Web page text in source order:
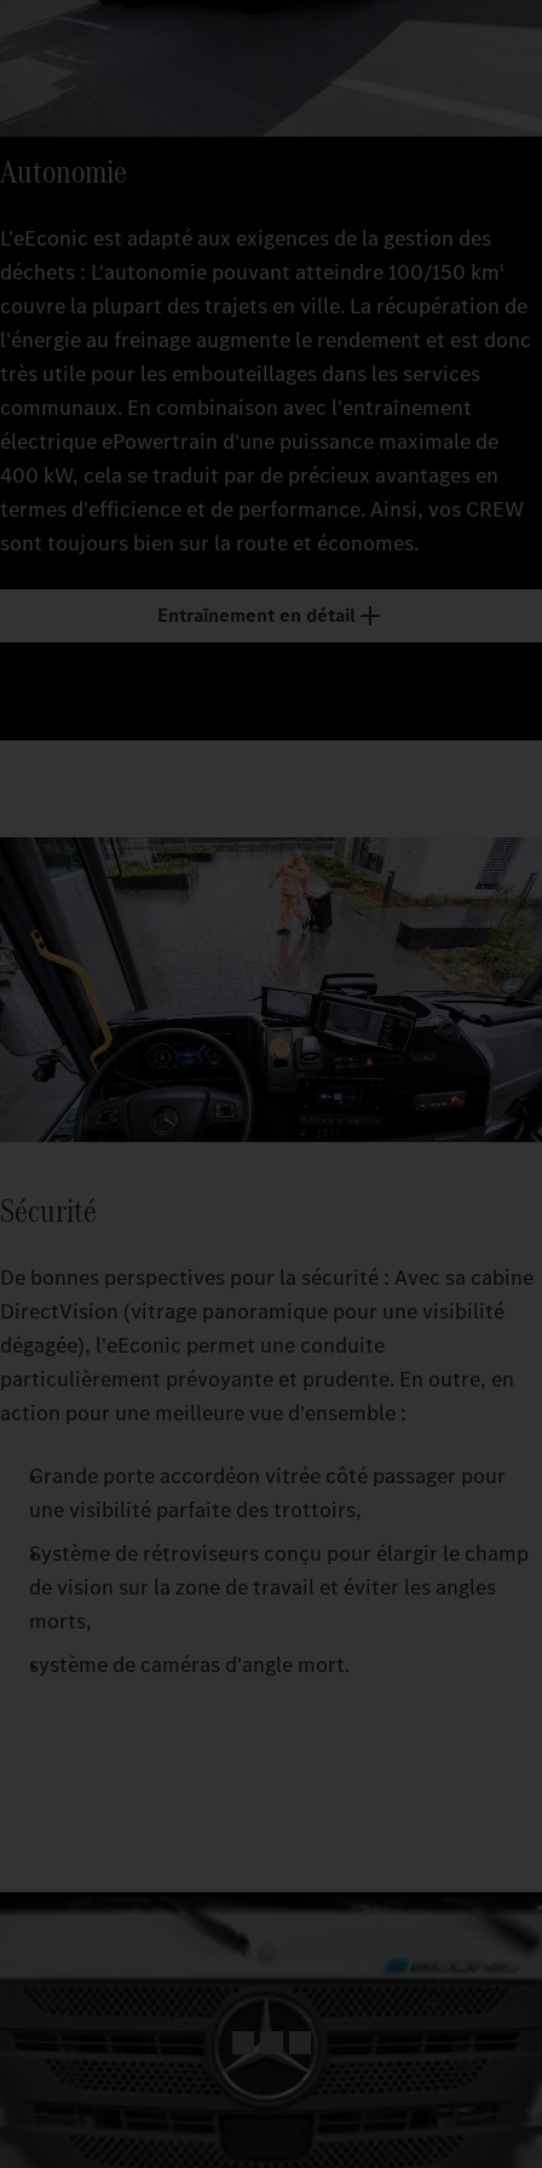
Autonomie
L'eEconic est adapté aux exigences de la gestion des
déchets : L'autonomie pouvant atteindre 100/150 km 1
couvre la plupart des trajets en ville. La récupération de
l'énergie au freinage augmente le rendement et est donc
très utile pour les embouteillages dans les services
communaux. En combinaison avec l'entraînement
électrique ePowertrain d'une puissance maximale de
400 kW, cela se traduit par de précieux avantages en
termes d'efficience et de performance. Ainsi, vos CREW
sont toujours bien sur la route et économes.
Entraînement en détail
Sécurité
De bonnes perspectives pour la sécurité : Avec sa cabine
DirectVision (vitrage panoramique pour une visibilité
dégagée), l'eEconic permet une conduite
particulièrement prévoyante et prudente. En outre, en
action pour une meilleure vue d'ensemble :
Grande porte accordéon vitrée côté passager pour
une visibilité parfaite des trottoirs,
Système de rétroviseurs conçu pour élargir le champ
de vision sur la zone de travail et éviter les angles
morts,
système de caméras d'angle mort.